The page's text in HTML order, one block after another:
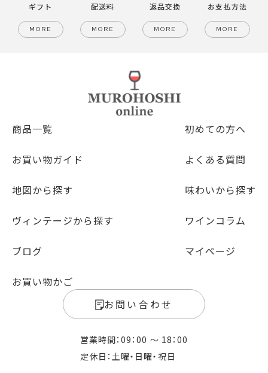
ギフト
MORE
配送料
MORE
返品交換
MORE
お支払方法
MORE
商品一覧 初めての方へ
お買い物ガイド よくある質問
味わいから探す
ヴィンテージから探す
地図から探す
ワインコラム
ブログ マイページ
お買い物かご
お問い合わせ
営業時間：09：00 〜 18：00
定休日：土曜・日曜・祝日